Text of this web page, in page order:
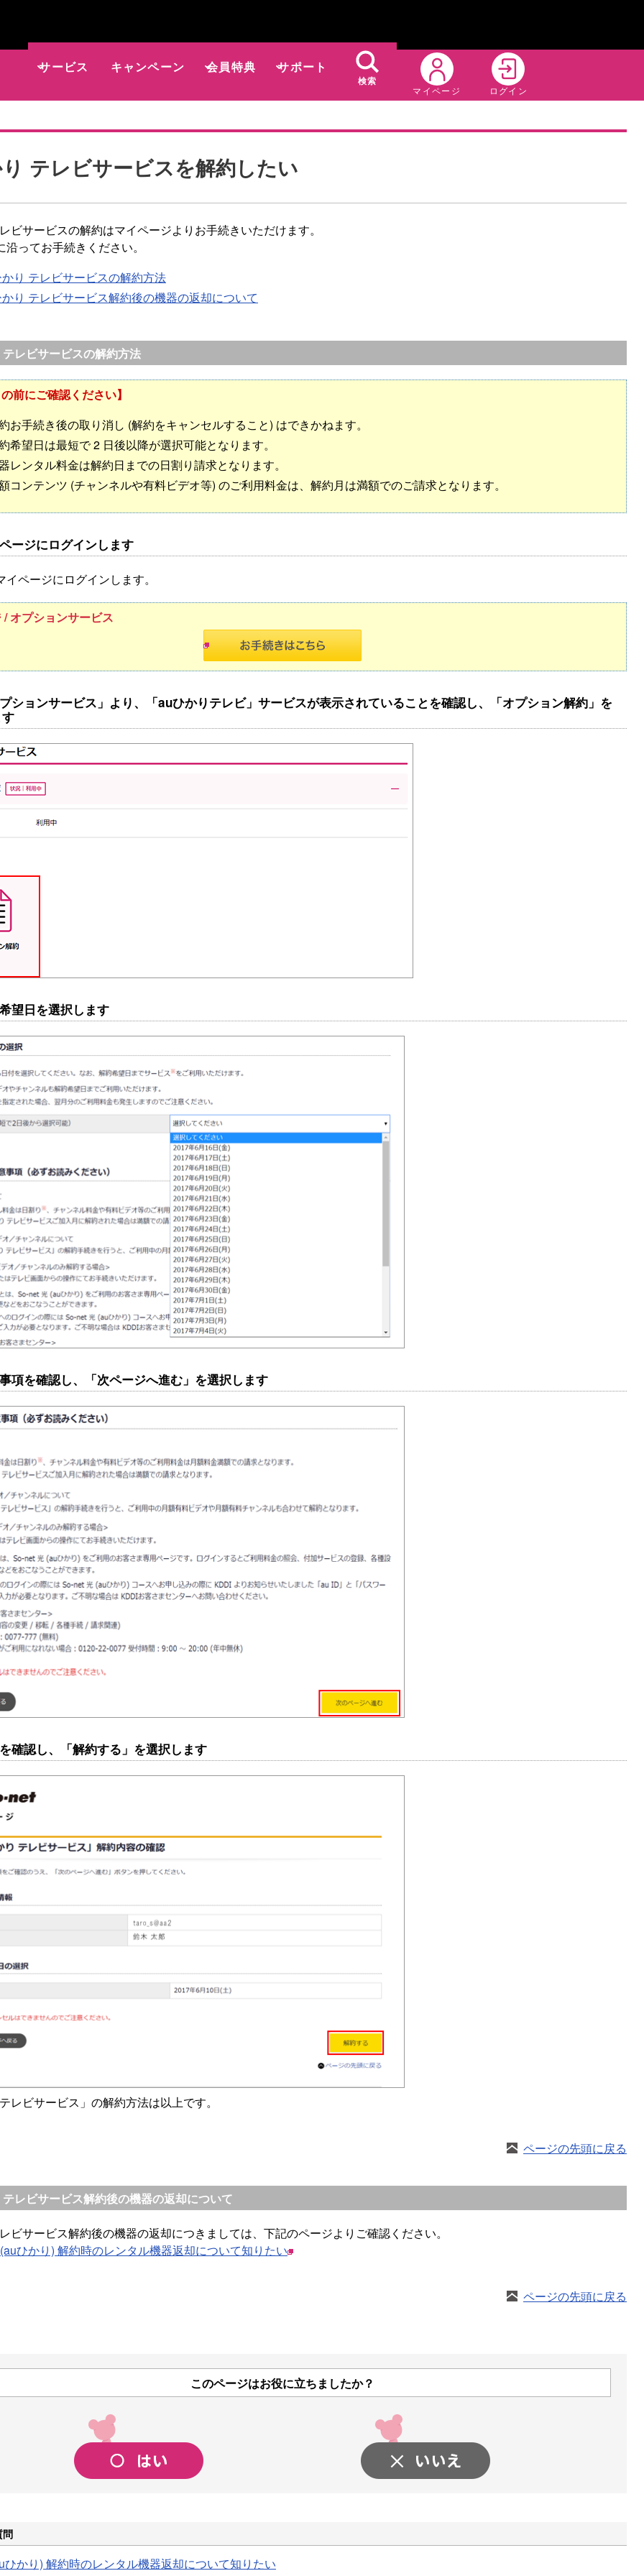
サービス キャンペーン 会員特典 サポート
検索
マイページ ログイン
テレビサービスを解約したい
ビサービスの解約はマイページよりお手続きいただけます。
ってお手続きください。
り テレビサービスの解約方法
り テレビサービス解約後の機器の返却について
レビサービスの解約方法
前にご確認ください】
お手続き後の取り消し (解約をキャンセルすること) はできかねます。
希望日は最短で 2 日後以降が選択可能となります。
レンタル料金は解約日までの日割り請求となります。
コンテンツ (チャンネルや有料ビデオ等) のご利用料金は、解約月は満額でのご請求となります。
ージにログインします
ページにログインします。
オプションサービス
ションサービス」より、「auひかりテレビ」サービスが表示されていることを確認し、「オプション解約」を
望日を選択します
項を確認し、「次ページへ進む」を選択します
確認し、「解約する」を選択します
レビサービス」の解約方法は以上です。
ページの先頭に戻る
レビサービス解約後の機器の返却について
ビサービス解約後の機器の返却につきましては、下記のページよりご確認ください。
ひかり) 解約時のレンタル機器返却について知りたい
ページの先頭に戻る
このページはお役に立ちましたか？
問
ひかり) 解約時のレンタル機器返却について知りたい